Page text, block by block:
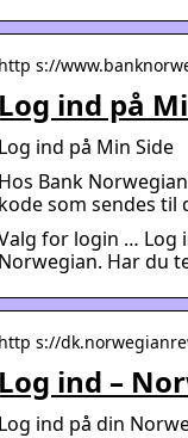
http s://
Log ind på
Log ind på Min Side
Hos Bank
kode som sendes til
for login … Log
Norwegian. Har du
http s://
Log ind –
Log ind på din